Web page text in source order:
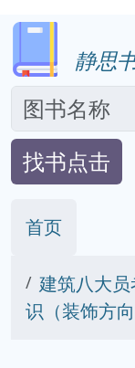
静思
找书点击
首页
建筑八大
识（装饰方